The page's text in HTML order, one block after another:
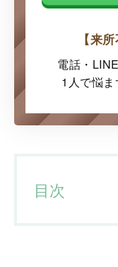
【来
電話・
1人で悩
目次